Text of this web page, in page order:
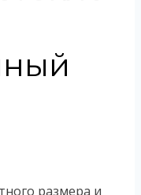
размера и